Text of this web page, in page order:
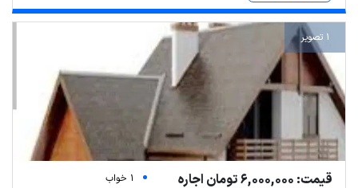
1 تصویر
قیمت: 6,000,000 تومان اجاره
1 خواب